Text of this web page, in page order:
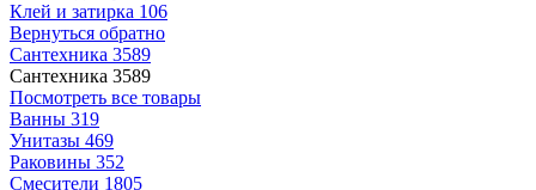
Клей и затирка 106
Вернуться обратно
Сантехника 3589
Сантехника 3589
Посмотреть все товары
Ванны 319
Унитазы 469
Раковины 352
Смесители 1805